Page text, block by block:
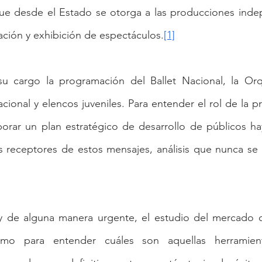
desde el Estado se otorga a las producciones
y exhibición de espectáculos.[1]
cargo la programación del Ballet Nacional, la
y elencos juveniles. Para entender el rol de la
un plan estratégico de desarrollo de públicos
receptores de estos mensajes, análisis que nunca
de alguna manera urgente, el estudio del mercado
para entender cuáles son aquellas